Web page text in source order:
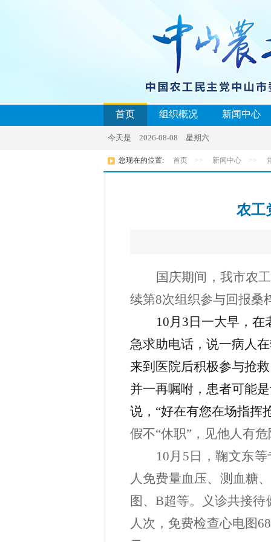
首页 组织概况 新闻中心
今天是 2026-08-08 星期六
您现在的位置: 首页 >> 新闻中心 >>
农工
国庆期间 ，我市农
续第8次组织参与回报桑
10月3日 一大早， 在
急求助电话，说一病人
来到医院后积极参与抢
并一再嘱咐，患者可能
说 ， “好在有您在场指挥
假不“休职”，见他人有
10月5日，鞠文东等
人免费量血压、测血糖
图、B超等。义诊共接待
人次，免费检查心电图